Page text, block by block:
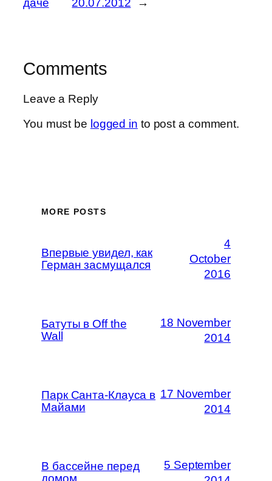
даче
20.07.2012
→
Comments
Leave a Reply
You must be logged in to post a comment.
MORE POSTS
Впервые увидел, как
Герман засмущался
4
October
2016
Батуты в Off the
Wall
18 November
2014
Парк Санта-Клауса в
Майами
17 November
2014
В бассейне перед
домом
5 September